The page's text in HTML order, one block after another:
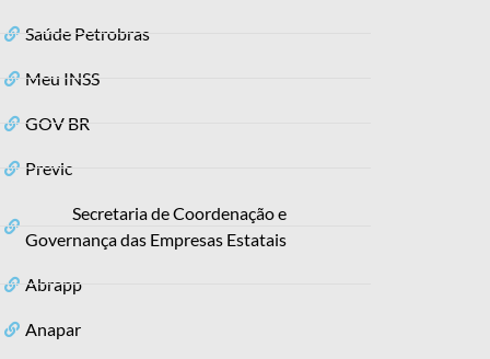
Saúde Petrobras
Meu INSS
GOV BR
Previc
Secretaria de Coordenação e
Governança das Empresas Estatais
Abrapp
Anapar